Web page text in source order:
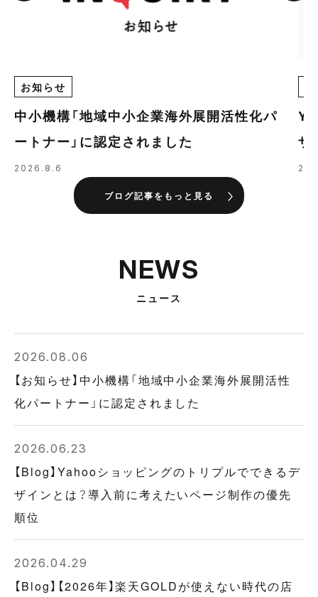
お知らせ
中小機構「地域中小企業海外展開活性化パ
ートナー」に認定されました
2026.8.6
ザ
の
ブログ記事をもっと見る
NEWS
ニュース
2026.08.06
【お知らせ】中小機構「地域中小企業海外展開活性
化パートナー」に認定されました
2026.06.23
【Blog】Yahooショッピングのトリプルでできるデ
ザインとは？導入前に考えたいページ制作の優先
順位
2026.04.29
【Blog】【2026年】楽天GOLDが使えない時代の店